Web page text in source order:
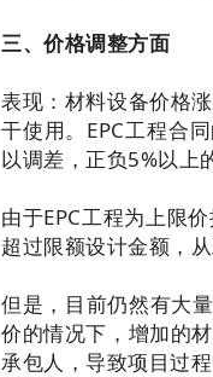
三、价格调整方面
表现：材料设备价格
干使用。EPC工程合
以调差，正负5%以上
由于EPC工程为上限
超过限额设计金额，
但是，目前仍然有大
价的情况下，增加的
承包人，导致项目过程